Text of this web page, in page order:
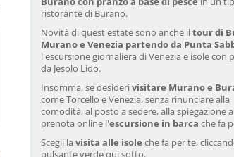
ristorante di Burano.
Novità di quest'estate sono anche iltour di
Murano e Venezia partendo da Punta
l'escursione giornaliera di Venezia e isole con
da Jesolo Lido.
Insomma, se desiderivisitare Murano e
come Torcello e Venezia, senza rinunciare alla
comodità, al posto a sedere, alla spiegazione
prenota online l'escursione in barca che fa
Scegli la visita alle isole che fa per te,
pulsante verde qui sotto.